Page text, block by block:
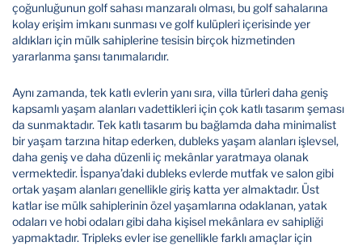
çoğunluğunun golf sahası manzaralı olması, bu golf sahalarına
kolay erişim imkanı sunması ve golf kulüpleri içerisinde yer
aldıkları için mülk sahiplerine tesisin birçok hizmetinden
yararlanma şansı tanımalarıdır.
Aynı zamanda, tek katlı evlerin yanı sıra, villa türleri daha geniş
kapsamlı yaşam alanları vadettikleri için çok katlı tasarım şeması
da sunmaktadır. Tek katlı tasarım bu bağlamda daha minimalist
bir yaşam tarzına hitap ederken, dubleks yaşam alanları işlevsel,
daha geniş ve daha düzenli iç mekânlar yaratmaya olanak
vermektedir. İspanya’daki dubleks evlerde mutfak ve salon gibi
ortak yaşam alanları genellikle giriş katta yer almaktadır. Üst
katlar ise mülk sahiplerinin özel yaşamlarına odaklanan, yatak
odaları ve hobi odaları gibi daha kişisel mekânlara ev sahipliği
yapmaktadır. Tripleks evler ise genellikle farklı amaçlar için